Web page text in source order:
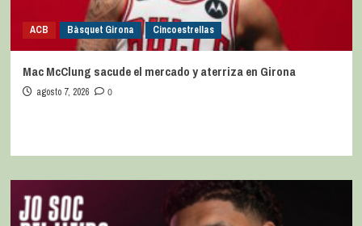
ACB Bàsquet Girona Cincoestrellas
Mac McClung sacude el mercado y aterriza en Girona
agosto 7, 2026 0